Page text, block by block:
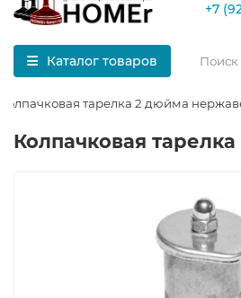
+7
Каталог товаров
Колпачковая тарелка 2 дюйма
Колпачковая